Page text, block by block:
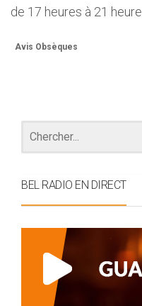
de 17 heures à 21
Avis Obsèques
BEL RADIO EN DIRECT